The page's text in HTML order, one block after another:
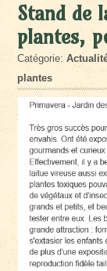
Stand de
plantes,
Catégorie:
plantes